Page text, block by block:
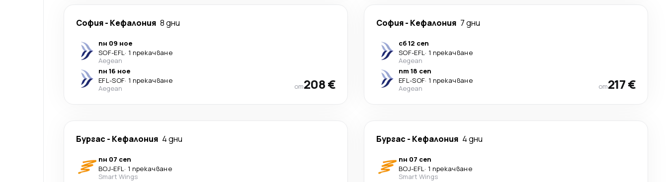
София- Кефалония 8 дни
пн 09 ное
SOF-EFL· 1 прекачване
Aegean
пн 16 ное
EFL-SOF· 1 прекачване
Aegean
от208 €
София- Кефалония 7 дни
сб 12 сеп
SOF-EFL· 1 прекачване
Aegean
пт 18 сеп
EFL-SOF· 1 прекачване
Aegean
от217 €
Бургас - Кефалония 4 дни
пн 07 сеп
BOJ-EFL· 1 прекачване
Smart Wings
Бургас - Кефалония 4 дни
пн 07 сеп
BOJ-EFL· 1 прекачване
Smart Wings